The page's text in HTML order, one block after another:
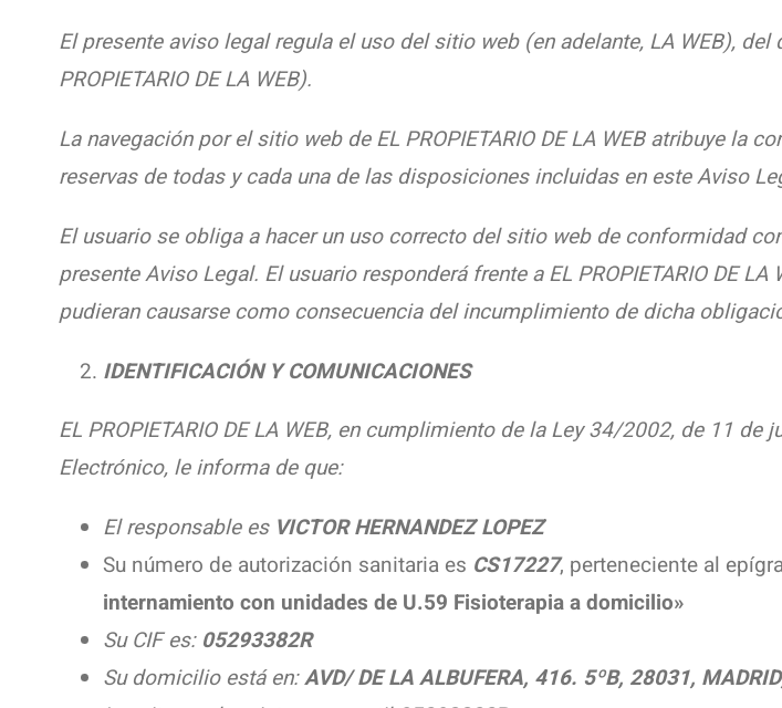
El presente aviso legal regula el uso del sitio web (en adelante, LA WEB),
PROPIETARIO DE LA WEB).
La navegación por el sitio web de EL PROPIETARIO DE LA WEB atribuye
reservas de todas y cada una de las disposiciones incluidas en este Aviso
El usuario se obliga a hacer un uso correcto del sitio web de conformidad
presente Aviso Legal. El usuario responderá frente a EL PROPIETARIO DE
pudieran causarse como consecuencia del incumplimiento de dicha
IDENTIFICACIÓN Y COMUNICACIONES
EL PROPIETARIO DE LA WEB, en cumplimiento de la Ley 34/2002, de 11
Electrónico, le informa de que:
El responsable es VICTOR HERNANDEZ LOPEZ
Su número de autorización sanitaria es CS17227, perteneciente al
internamiento con unidades de U.59 Fisioterapia a domicilio»
Su CIF es: 05293382R
Su domicilio está en:AVD/ DE LA ALBUFERA, 416. 5ºB, 28031,